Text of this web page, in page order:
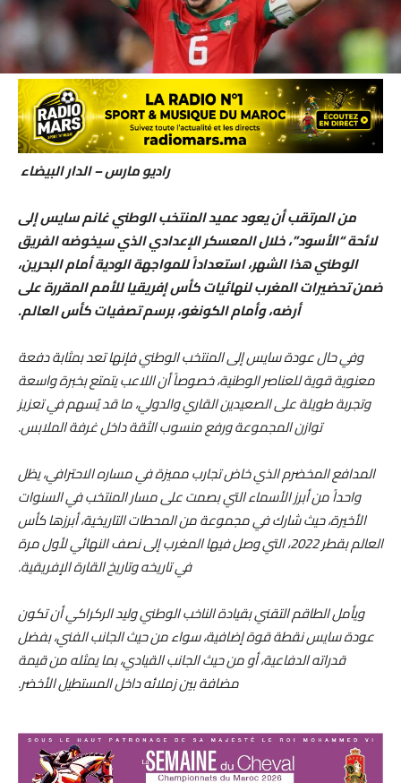
راديو مارس – الدار البيضاء
من المرتقب أن يعود عميد المنتخب الوطني غانم سايس إلى
لائحة “الأسود”، خلال المعسكر الإعدادي الذي سيخوضه الفريق
الوطني هذا الشهر، استعداداً للمواجهة الودية أمام البحرين،
ضمن تحضيرات المغرب لنهائيات كأس إفريقيا للأمم المقررة على
أرضه، وأمام الكونغو، برسم تصفيات كأس العالم.
وفي حال عودة سايس إلى المنتخب الوطني فإنها تعد بمثابة دفعة
معنوية قوية للعناصر الوطنية، خصوصاً أن اللاعب يتمتع بخبرة واسعة
وتجربة طويلة على الصعيدين القاري والدولي، ما قد يُسهم في تعزيز
توازن المجموعة ورفع منسوب الثقة داخل غرفة الملابس.
المدافع المخضرم الذي خاض تجارب مميزة في مساره الاحترافي، يظل
واحداً من أبرز الأسماء التي بصمت على مسار المنتخب في السنوات
الأخيرة، حيث شارك في مجموعة من المحطات التاريخية، أبرزها كأس
العالم بقطر 2022، التي وصل فيها المغرب إلى نصف النهائي لأول مرة
في تاريخه وتاريخ القارة الإفريقية.
ويأمل الطاقم التقني بقيادة الناخب الوطني وليد الركراكي أن تكون
عودة سايس نقطة قوة إضافية، سواء من حيث الجانب الفني، بفضل
قدراته الدفاعية، أو من حيث الجانب القيادي، بما يمثله من قيمة
مضافة بين زملائه داخل المستطيل الأخضر.